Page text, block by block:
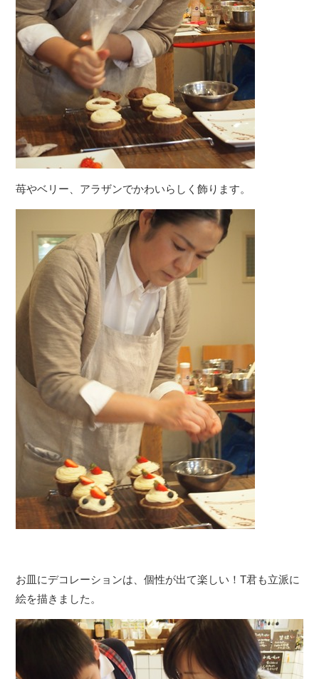
苺やベリー、アラザンでかわいらしく飾ります。
お皿にデコレーションは、個性が出て楽しい！T君も立派に
絵を描きました。